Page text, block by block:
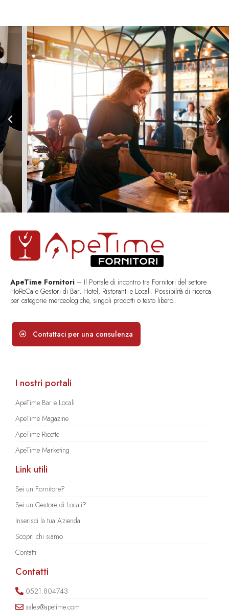
ApeTime Fornitori – Il Portale di incontro tra Fornitori del settore
HoReCa e Gestori di Bar, Hotel, Ristoranti e Locali. Possibilità di ricerca
per categorie merceologiche, singoli prodotti o testo libero..
Contattaci per una consulenza
I nostri portali
ApeTime Bar e Locali
ApeTime Magazine
ApeTime Ricette
ApeTime Marketing
Link utili
Sei un Fornitore?
Sei un Gestore di Locali?
Inserisci la tua Azienda
Scopri chi siamo
Contatti
Contatti
0521.804743
sales@apetime.com